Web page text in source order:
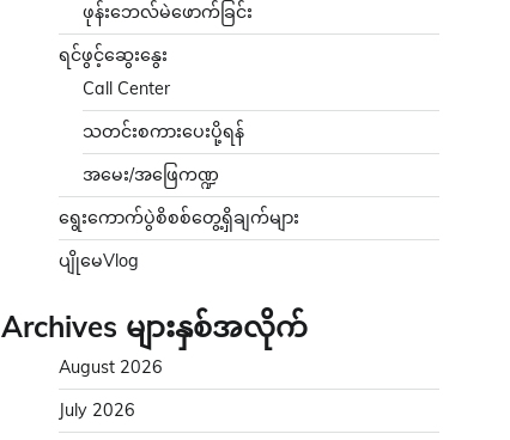
ဖုန်းဘေလ်မဲဖောက်ခြင်း
ရင်ဖွင့်ဆွေးနွေး
Call Center
သတင်းစကားပေးပို့ရန်
အမေး/အဖြေကဏ္ဍ
ရွေးကောက်ပွဲစိစစ်တွေ့ရှိချက်များ
ပျိုမေVlog
Archives များနှစ်အလိုက်
August 2026
July 2026